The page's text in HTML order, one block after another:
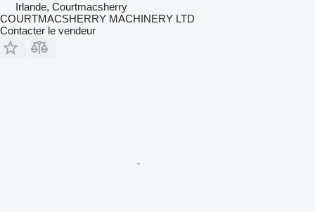
Irlande, Courtmacsherry
COURTMACSHERRY MACHINERY LTD
Contacter le vendeur